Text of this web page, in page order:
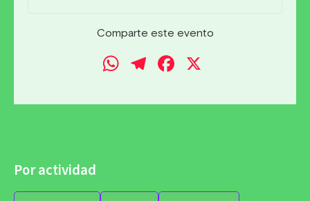
Comparte este evento
WhatsApp
Telegram
Facebook
Por actividad